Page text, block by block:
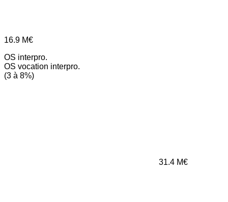
16.9 M€
OS interpro.
OS vocation interpro.
(3 à 8%)
31.4 M€